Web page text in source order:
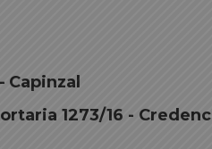
1273/16 -